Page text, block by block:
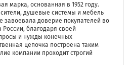
марка, основанная в 1952 году.
душевые системы и мебель
завоевала доверие покупателей во
благодаря своей
и нужды конечных
цепочка построена таким
компании проходит строгий